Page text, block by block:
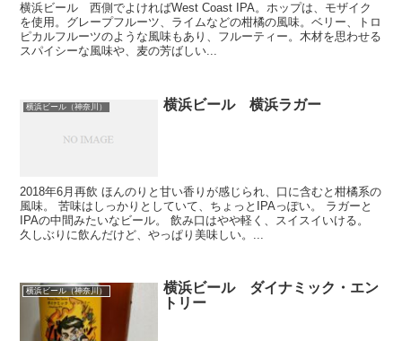
横浜ビール 西側でよければWest Coast IPA。ホップは、モザイク
を使用。グレープフルーツ、ライムなどの柑橘の風味。ベリー、トロ
ピカルフルーツのような風味もあり、フルーティー。木材を思わせる
スパイシーな風味や、麦の芳ばしい...
横浜ビール（神奈川） 横浜ビール 横浜ラガー
2018年6月再飲 ほんのりと甘い香りが感じられ、口に含むと柑橘系の
風味。 苦味はしっかりとしていて、ちょっとIPAっぽい。 ラガーと
IPAの中間みたいなビール。 飲み口はやや軽く、スイスイいける。
久しぶりに飲んだけど、やっぱり美味しい。...
横浜ビール（神奈川）
横浜ビール ダイナミック・エン
トリー